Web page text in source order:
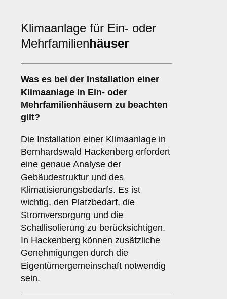
Klimaanlage für Ein- oder
Mehrfamilienhäuser
Was es bei der Installation einer
Klimaanlage in Ein- oder
Mehrfamilienhäusern zu beachten
gilt?
Die Installation einer Klimaanlage in
Bernhardswald Hackenberg erfordert
eine genaue Analyse der
Gebäudestruktur und des
Klimatisierungsbedarfs. Es ist
wichtig, den Platzbedarf, die
Stromversorgung und die
Schallisolierung zu berücksichtigen.
In Hackenberg können zusätzliche
Genehmigungen durch die
Eigentümergemeinschaft notwendig
sein.